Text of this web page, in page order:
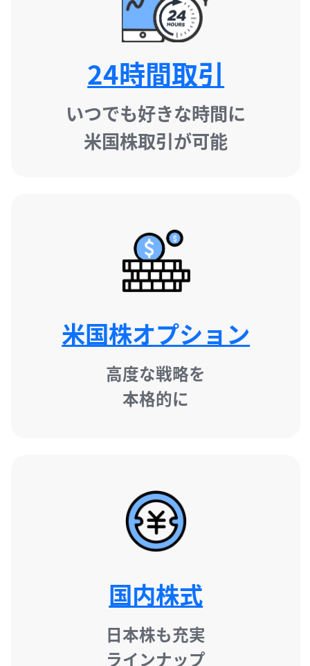
24時間取引
いつでも好きな時間に
米国株取引が可能
米国株オプション
高度な戦略を
本格的に
国内株式
日本株も充実
ラインナップ